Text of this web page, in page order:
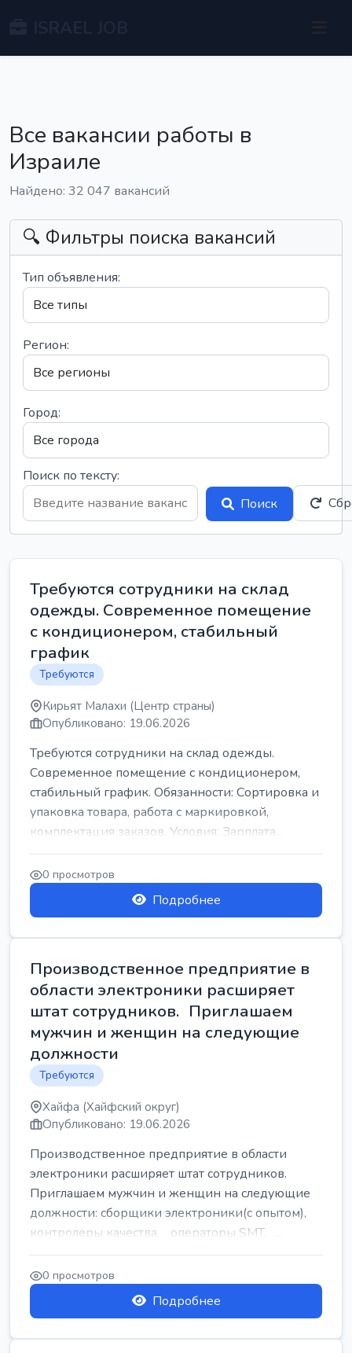
Все вакансии работы в
Израиле
Найдено: 32 047 вакансий
🔍 Фильтры поиска вакансий
Тип объявления:
Регион:
Город:
Поиск по тексту:
Поиск
Требуются сотрудники на склад
одежды. Современное помещение
с кондиционером, стабильный
график
Требуются
Кирьят Малахи (Центр страны)
Опубликовано: 19.06.2026
Требуются сотрудники на склад одежды.
Современное помещение с кондиционером,
стабильный график. Обязанности: Сортировка и
упаковка товара, работа с маркировкой,
комплектация заказов. Условия: Зарплата...
0 просмотров
Подробнее
Производственное предприятие в
области электроники расширяет
штат сотрудников. Приглашаем
мужчин и женщин на следующие
должности
Требуются
Хайфа (Хайфский округ)
Опубликовано: 19.06.2026
Производственное предприятие в области
электроники расширяет штат сотрудников.
Приглашаем мужчин и женщин на следующие
должности: сборщики электроники(с опытом),
контролеры качества, операторы SMT, ...
0 просмотров
Подробнее